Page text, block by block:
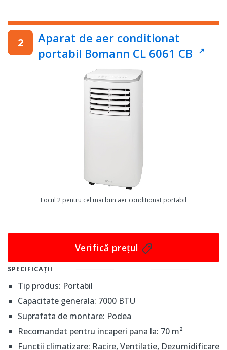
Un alt avantaj remarcabil al acestui aparat este
zgomotul redus. La un nivel de 53 dB, De Longhi PAC Ex
120 Silent este discret și nu perturbă activitățile casnice
sau odihna. Capacitatea sa de dezumidificare de 1.3 litri
pe oră contribuie semnificativ la menținerea unui
mediu interior sănătos și plăcut. Pe de altă parte, lipsa
tehnologiei Wi-Fi ar putea fi un minus pentru cei care
alegerea locului ideal. Este important de menționat că
kitul de instalare nu este inclus, ceea ce poate necesita
o investiție suplimentară. În concluzie, De Longhi PAC
dimensiuni medii.
Aparat de aer conditionat
portabil Bomann CL 6061 CB
SPECIFICAȚII
Tip produs: Portabil
Capacitate generala: 7000 BTU
Suprafata de montare: Podea
Recomandat pentru incaperi pana la: 70 m²
Functii climatizare: Racire, Ventilatie, Dezumidificare
Locul 2 pentru cel mai bun aer conditionat portabil
Verifică prețul